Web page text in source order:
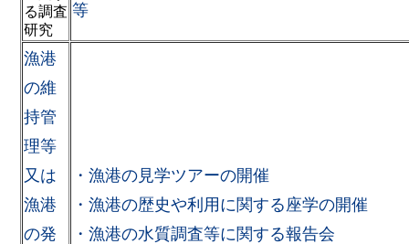
る調査
研究
等
漁港
の維
持管
理等
又は
漁港
の発
・漁港の見学ツアーの開催
・漁港の歴史や利用に関する座学の開催
・漁港の水質調査等に関する報告会